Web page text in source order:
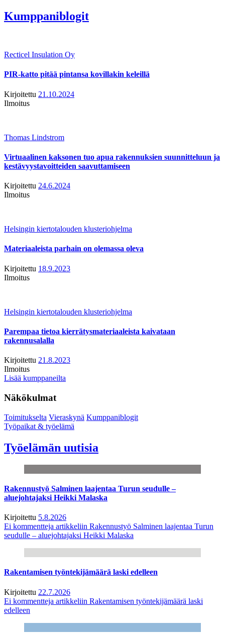
Kumppaniblogit
Recticel Insulation Oy
PIR-katto pitää pintansa kovillakin keleillä
Kirjoitettu 21.10.2024
Ilmoitus
Thomas Lindstrom
Virtuaalinen kaksonen tuo apua rakennuksien suunnitteluun ja
kestävyystavoitteiden saavuttamiseen
Kirjoitettu 24.6.2024
Ilmoitus
Helsingin kiertotalouden klusteriohjelma
Materiaaleista parhain on olemassa oleva
Kirjoitettu 18.9.2023
Ilmoitus
Helsingin kiertotalouden klusteriohjelma
Parempaa tietoa kierrätysmateriaaleista kaivataan
rakennusalalla
Kirjoitettu 21.8.2023
Ilmoitus
Lisää kumppaneilta
Näkökulmat
Toimitukselta Vieraskynä Kumppaniblogit
Työpaikat & työelämä
Työelämän uutisia
Rakennustyö Salminen laajentaa Turun seudulle –
aluejohtajaksi Heikki Malaska
Kirjoitettu 5.8.2026
Ei kommentteja artikkeliin Rakennustyö Salminen laajentaa Turun
seudulle – aluejohtajaksi Heikki Malaska
Rakentamisen työntekijämäärä laski edelleen
Kirjoitettu 22.7.2026
Ei kommentteja artikkeliin Rakentamisen työntekijämäärä laski
edelleen